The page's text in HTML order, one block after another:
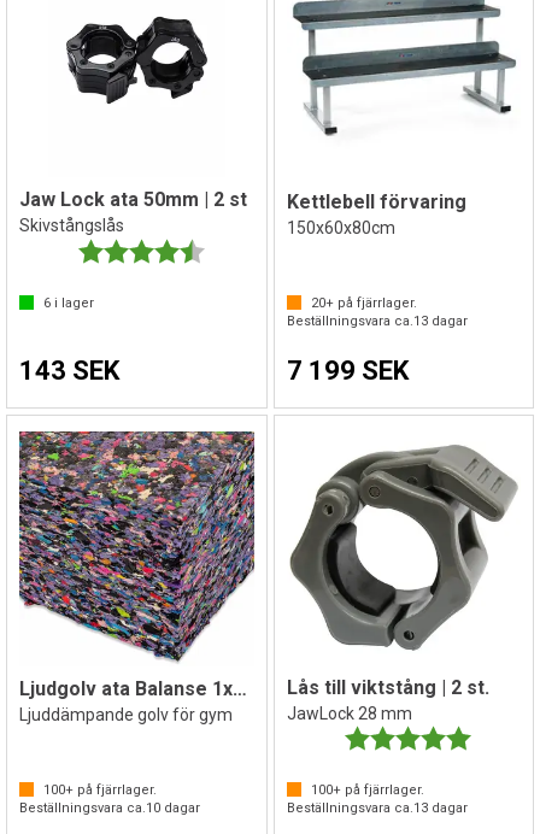
Jaw Lock ata 50mm | 2 st
Skivstångslås
Betyg:
4.8 utav 5 stjärnor
6 i lager
143 SEK
Kettlebell förvaring
150x60x80cm
20+på fjärrlager.
Beställningsvara ca. 13dagar
7 199 SEK
Ljudgolv ata Balanse 1x1 m 5 mm
Ljuddämpande golv för gym
100+ på fjärrlager.
Beställningsvara ca.10 dagar
Lås till viktstång | 2 st.
JawLock 28 mm
Betyg:
100+på fjärrlager.
Beställningsvara ca.13dagar